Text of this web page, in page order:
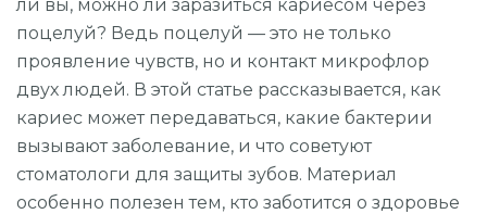
ОТБЕЛИВАНИЕ
ГИГИЕНА
ДЕТСКАЯ СТОМАТОЛОГИЯ
ОСОБЫЕ УСЛОВИЯ
ли вы, можно ли заразиться кариесом через
поцелуй? Ведь поцелуй — это не только
проявление чувств, но и контакт микрофлор
двух людей. В этой статье рассказывается, как
кариес может передаваться, какие бактерии
вызывают заболевание, и что советуют
стоматологи для защиты зубов. Материал
особенно полезен тем, кто заботится о здоровье